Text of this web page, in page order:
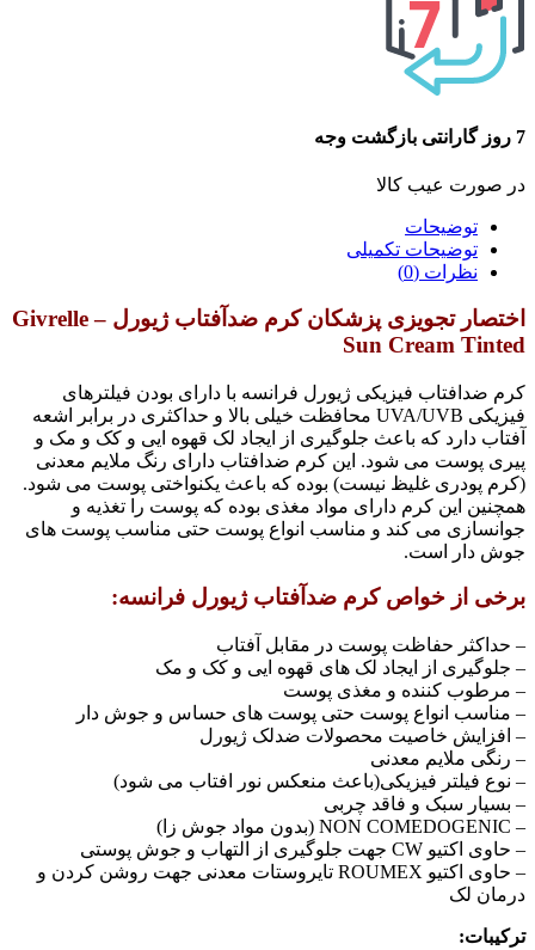
7 روز گارانتی بازگشت وجه
در صورت عیب کالا
توضیحات
توضیحات تکمیلی
نظرات (0)
اختصار تجویزی پزشکان کرم ضدآفتاب ژیورل – Givrelle
Sun Cream Tinted
کرم ضدافتاب فیزیکی ژیورل فرانسه با دارای بودن فیلترهای
فیزیکی UVA/UVB محافظت خیلی بالا و حداکثری در برابر اشعه
آفتاب دارد که باعث جلوگیری از ایجاد لک قهوه ایی و کک و مک و
پیری پوست می شود. این کرم ضدافتاب دارای رنگ ملایم معدنی
(کرم پودری غلیظ نیست) بوده که باعث یکنواختی پوست می شود.
همچنین این کرم دارای مواد مغذی بوده که پوست را تغذیه و
جوانسازی می کند و مناسب انواع پوست حتی مناسب پوست های
جوش دار است.
برخی از خواص کرم ضدآفتاب ژیورل فرانسه:
– حداکثر حفاظت پوست در مقابل آفتاب
– جلوگیری از ایجاد لک های قهوه ایی و کک و مک
– مرطوب کننده و مغذی پوست
– مناسب انواع پوست حتی پوست های حساس و جوش دار
– افزایش خاصیت محصولات ضدلک ژیورل
– رنگی ملایم معدنی
– نوع فیلتر فیزیکی(باعث منعکس نور افتاب می شود)
– بسیار سبک و فاقد چربی
– NON COMEDOGENIC (بدون مواد جوش زا)
– حاوی اکتیو CW جهت جلوگیری از التهاب و جوش پوستی
– حاوی اکتیو ROUMEX تایروستات معدنی جهت روشن کردن و
درمان لک
ترکیبات: